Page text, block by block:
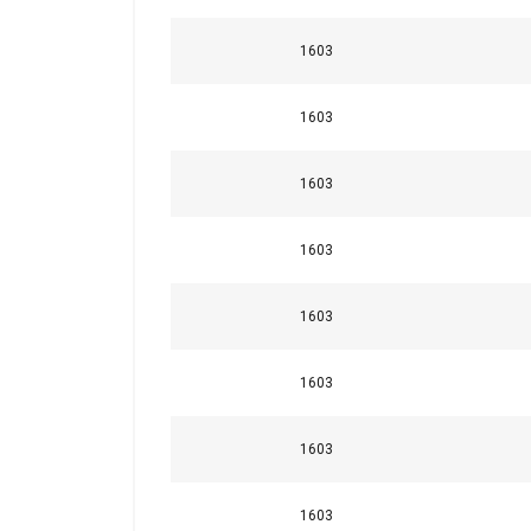
1603
1603
1603
1603
1603
1603
1603
1603
Używamy plików
analitycznym,